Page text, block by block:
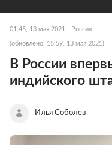
01:45, 13 мая 2021 Россия
(обновлено: 15:59, 13 мая 2021)
В России
индийского
Илья Соболев